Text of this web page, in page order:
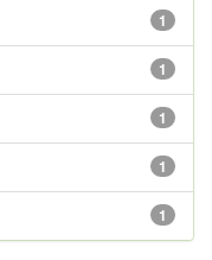
1
1
1
1
1